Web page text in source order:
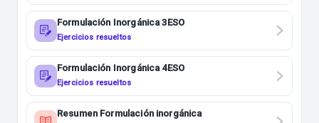
Formulación Inorgánica 3ESO
Ejercicios resueltos
Formulación Inorgánica 4ESO
Ejercicios resueltos
Resumen Formulación inorgánica